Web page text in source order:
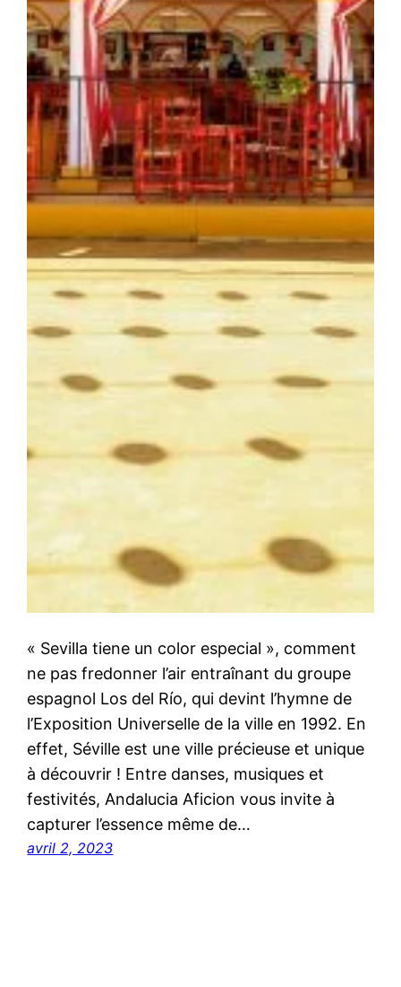
« Sevilla tiene un color especial », comment
ne pas fredonner l’air entraînant du groupe
espagnol Los del Río, qui devint l’hymne de
l’Exposition Universelle de la ville en 1992. En
effet, Séville est une ville précieuse et unique
à découvrir ! Entre danses, musiques et
festivités, Andalucia Aficion vous invite à
capturer l’essence même de…
avril 2, 2023